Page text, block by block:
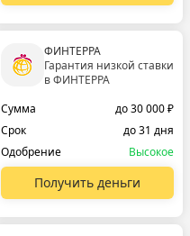
ФИНТЕРРА
Гарантия низкой ставки
в ФИНТЕРРА
Сумма
до 30 000 ₽
Срок
до 31 дня
Одобрение
Высокое
Получить деньги